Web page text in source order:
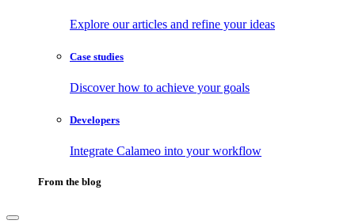
Explore our articles and refine your ideas
Case studies
Discover how to achieve your goals
Developers
Integrate Calameo into your workflow
From the blog